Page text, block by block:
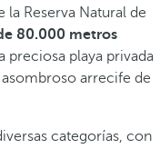
la Reserva Natural de
80.000 metros
preciosa playa privada
arrecife de
categorías, con